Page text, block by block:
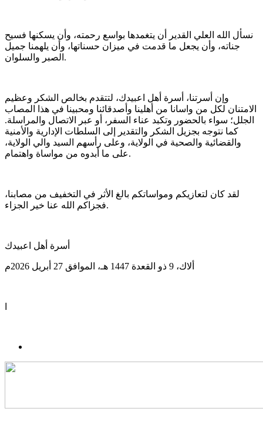
نسأل الله العلي القدير أن يتغمدها بواسع رحمته، وأن يسكنها فسيح
جناته، وأن يجعل ما قدمت في ميزان حسناتها، وأن يلهمنا جميل
الصبر والسلوان.
وإن أسرتنا، أسرة أهل اعبيدك، لتتقدم بخالص الشكر وعظيم
الامتنان لكل من واسانا من أهلينا وأصدقائنا ومحبينا في هذا المصاب
الجلل؛ سواء بالحضور وتكبد عناء السفر، أو عبر الاتصال والمراسلة.
كما نتوجه بجزيل الشكر والتقدير إلى السلطات الإدارية والأمنية
والقضائية والصحية في الولاية، وعلى رأسهم السيد والي الولاية،
على ما أبدوه من مواساة واهتمام.
لقد كان لتعازيكم ومواساتكم بالغ الأثر في التخفيف من مصابنا،
فجزاكم الله عنا خير الجزاء.
أسرة أهل اعبيدك
ألاك، 9 ذو القعدة 1447 هـ، الموافق 27 أبريل 2026م